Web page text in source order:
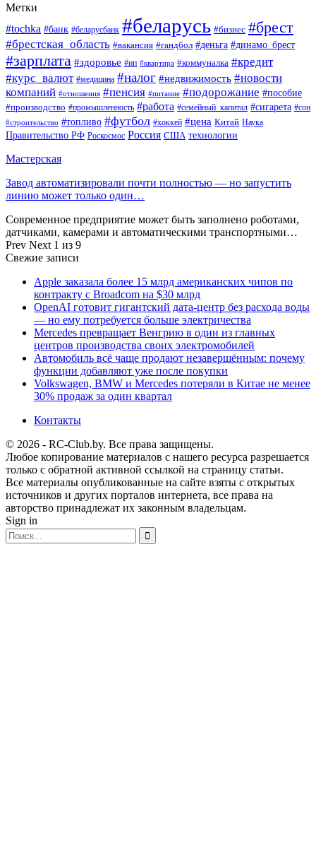
Метки
#tochka #банк #беларусбанк #беларусь #бизнес #брест
#брестская_область #вакансия #гандбол #деньга #динамо_брест
#зарплата #здоровье #ип #квартира #коммуналка #кредит
#курс_валют #медицина #налог #недвижимость #новости
компаний #отношения #пенсия #питание #подорожание #пособие
#производство #промышленность #работа #семейный_капитал #сигарета #сон
#строительство #топливо #футбол #хоккей #цена Китай Наука
Правительство РФ Роскосмос Россия США технологии
Мастерская
Завод автоматизировали почти полностью — но запустить
линию может только один…
Современное предприятие может быть заполнено роботами,
датчиками, камерами и автоматическими транспортными…
Prev Next 1 из 9
Свежие записи
Apple заказала более 15 млрд американских чипов по
контракту с Broadcom на $30 млрд
OpenAI готовит гигантский дата-центр без расхода воды
— но ему потребуется больше электричества
Mercedes превращает Венгрию в один из главных
центров производства своих электромобилей
Автомобиль всё чаще продают незавершённым: почему
функции добавляют уже после покупки
Volkswagen, BMW и Mercedes потеряли в Китае не менее
30% продаж за один квартал
Контакты
© 2026 - RC-Club.by. Все права защищены.
Любое копирование материалов с нашего ресурса разрешается
только с обратной активной ссылкой на страницу статьи.
Все материалы опубликованные на сайте взяты с открытых
источников и других порталов интернета, все права на
авторство принадлежат их законным владельцам.
Sign in